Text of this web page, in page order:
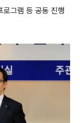
그램 등 공동 진행